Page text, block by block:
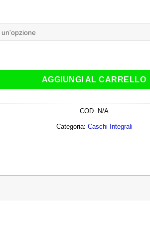
C10 Tins Bianco Rosso Blu quantità
AGGIUNGI AL CARRELLO
COD: N/A
Categoria: Caschi Integrali